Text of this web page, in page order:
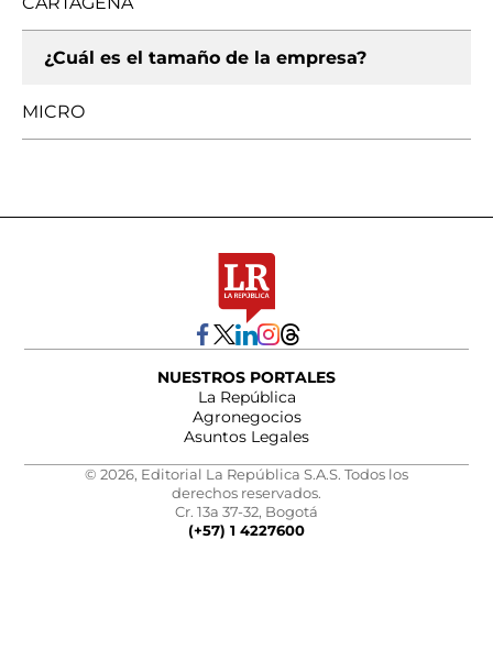
¿Cuál es el tamaño de la empresa?
MICRO
NUESTROS PORTALES
La República
Agronegocios
Asuntos Legales
© 2026, Editorial La República S.A.S. Todos los
derechos reservados.
Cr. 13a 37-32, Bogotá
(+57) 1 4227600